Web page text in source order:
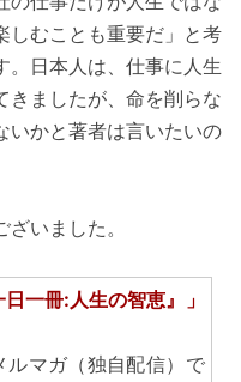
しむことも重要だ」と考
。日本人は、仕事に人生
きましたが、命を削らな
いかと著者は言いたいの
いました。
一冊:人生の智恵』」
ルマガ（独自配信）で